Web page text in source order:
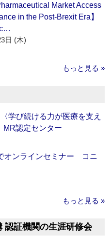
Market Access
in the Post-Brexit Era】
日 (木)
もっと見る »
学び続ける力が医療を支え
認定センター
オンラインセミナー コニ
もっと見る »
認証機関の生涯研修会